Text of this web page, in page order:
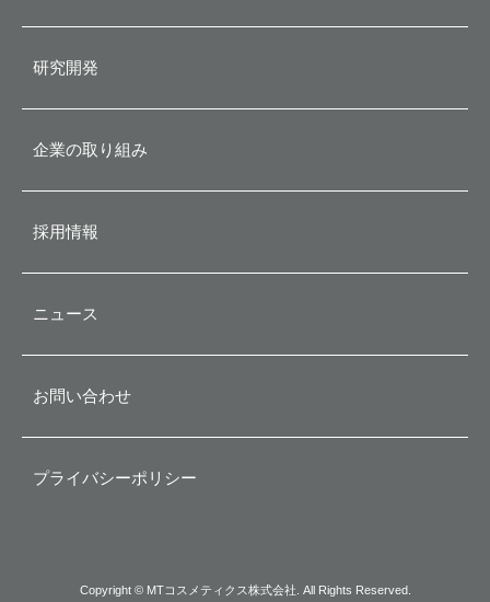
ル部門にて、1位を受賞しました。
MT コントアB クリームがブ
ロンズメダル受賞
25ans ビューティ・メダリスト大賞
3位受賞
商品詳細はこちら
会社概要
沿革
研究開発
企業の取り組み
採用情報
ニュース
お問い合わせ
プライバシーポリシー
Copyright © MTコスメティクス株式会社. All Rights Reserved.